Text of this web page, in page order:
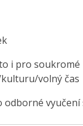
i pro
volný čas
odborné